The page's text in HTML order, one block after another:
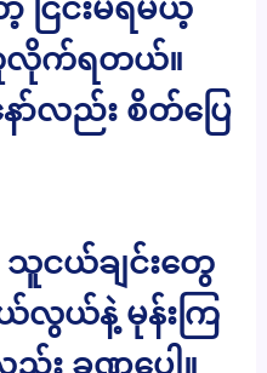
ငြင်းမရမယ့်
က်ရတယ်။
ာ်လည်း စိတ်ပြေ
ငယ်ချင်းတွေ
ယ်နဲ့ မုန်းကြ
း ခဏပေါ့။